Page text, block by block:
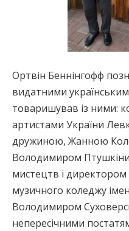
Ортвін Беннінгофф
видатними
товаришував із ними:
артистами України
дружиною, Жанною
Володимиром
мистецтв і директором
музичного коледжу
Володимиром
непересічними